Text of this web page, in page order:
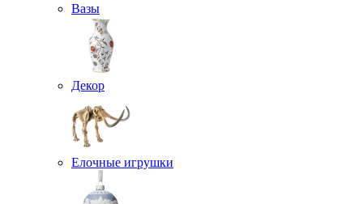
Вазы
Декор
Елочные игрушки